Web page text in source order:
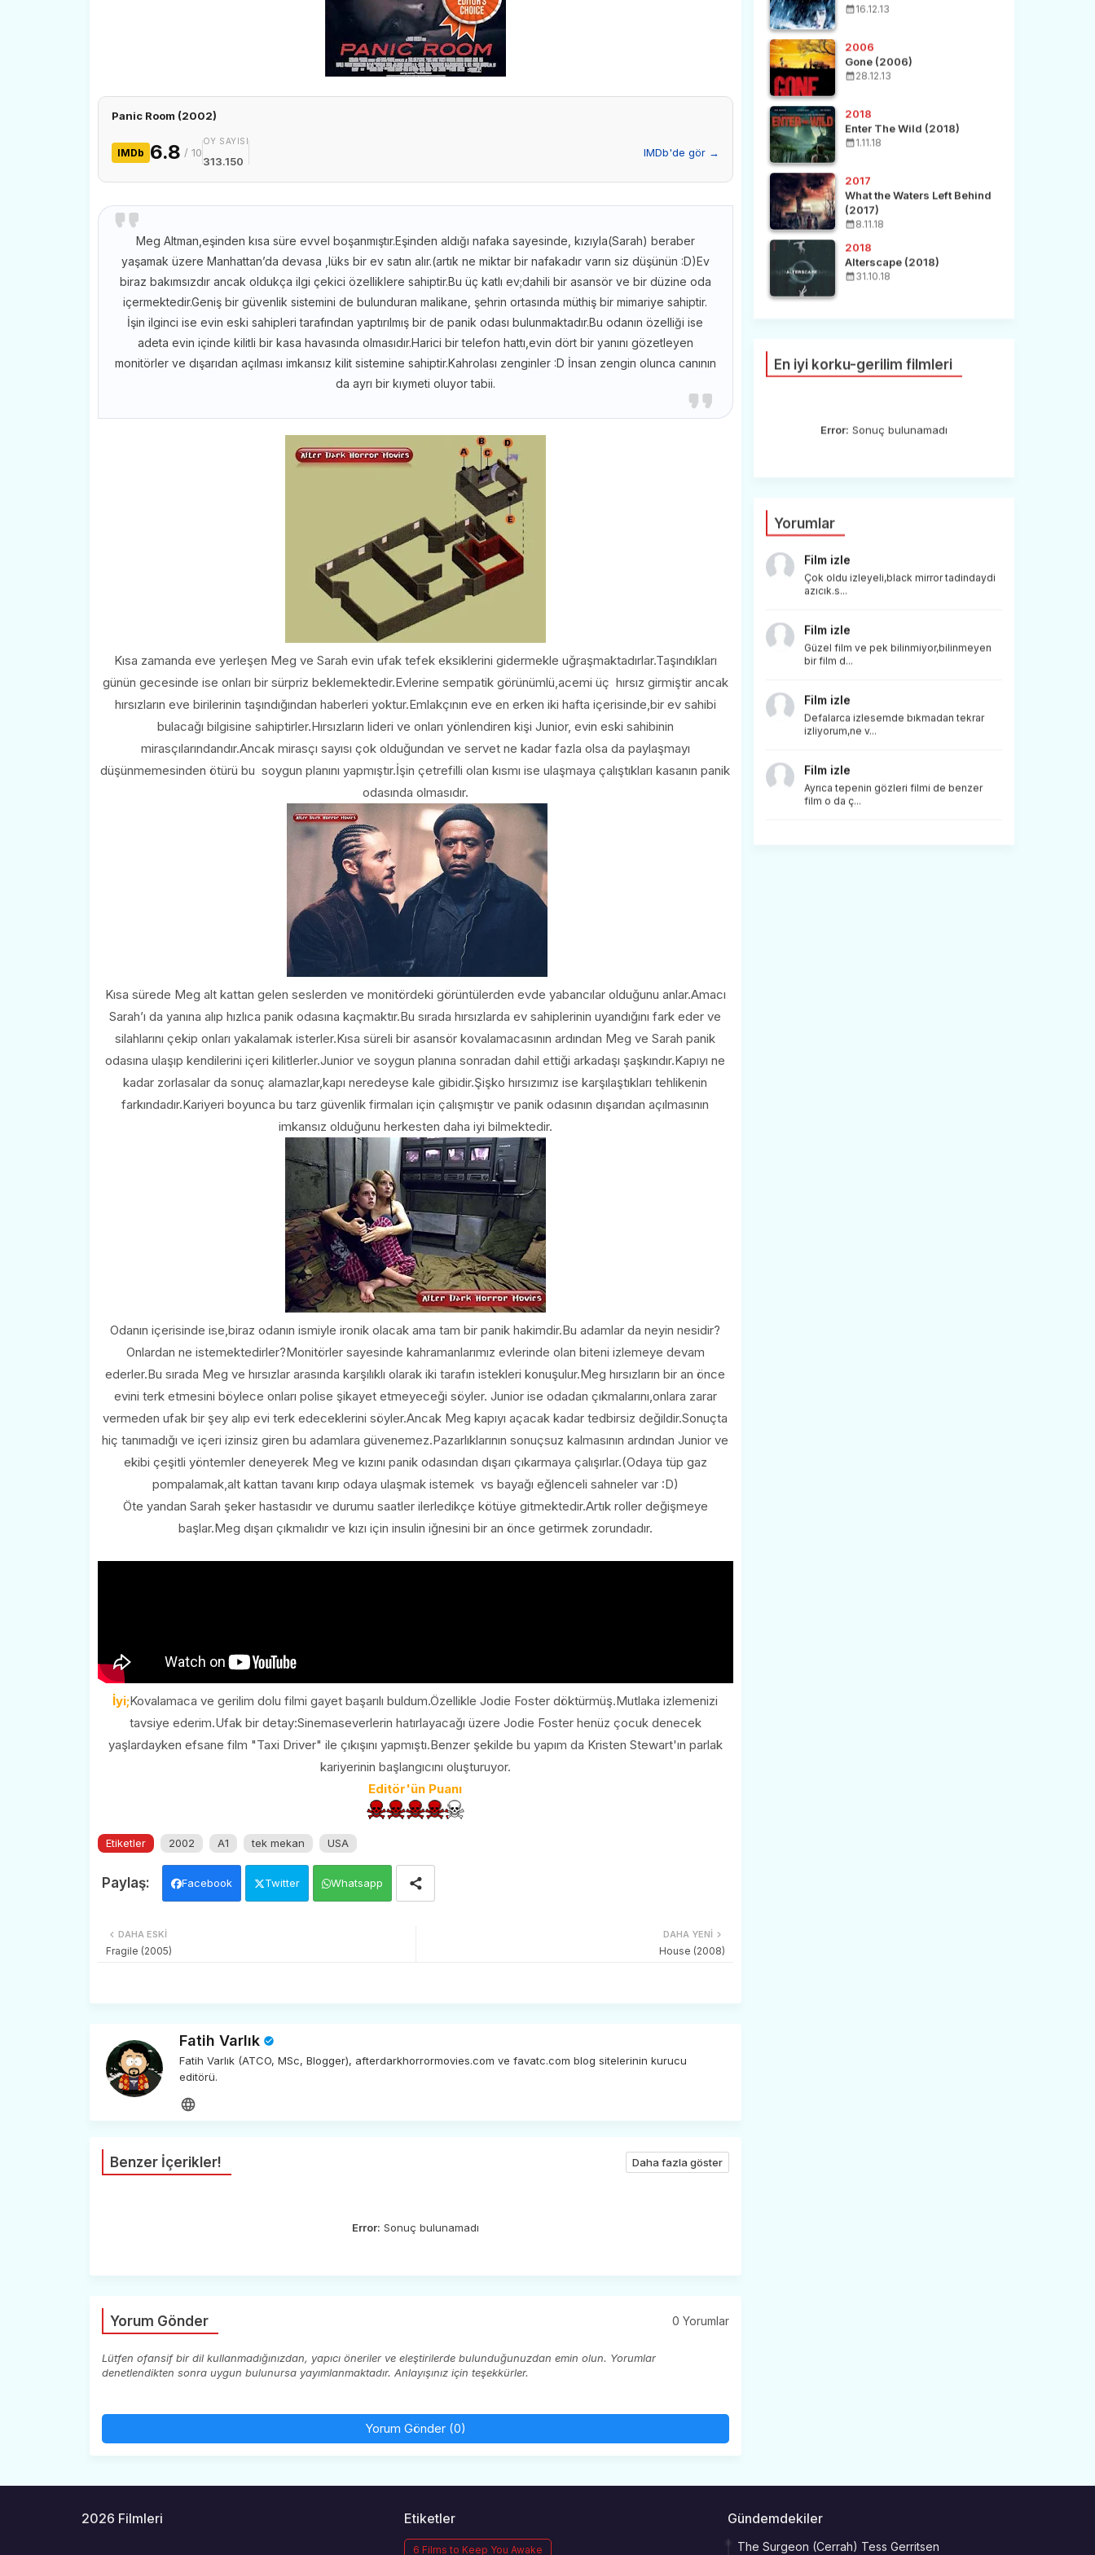
Panic Room (2002)
IMDb 6.8 / 10
OY SAYISI
313.150
IMDb'de gör →
Meg Altman,eşinden kısa süre evvel boşanmıştır.Eşinden aldığı nafaka sayesinde, kızıyla(Sarah) beraber
yaşamak üzere Manhattan’da devasa ,lüks bir ev satın alır.(artık ne miktar bir nafakadır varın siz düşünün :D)Ev
biraz bakımsızdır ancak oldukça ilgi çekici özelliklere sahiptir.Bu üç katlı ev;dahili bir asansör ve bir düzine oda
içermektedir.Geniş bir güvenlik sistemini de bulunduran malikane, şehrin ortasında müthiş bir mimariye sahiptir.
İşin ilginci ise evin eski sahipleri tarafından yaptırılmış bir de panik odası bulunmaktadır.Bu odanın özelliği ise
adeta evin içinde kilitli bir kasa havasında olmasıdır.Harici bir telefon hattı,evin dört bir yanını gözetleyen
monitörler ve dışarıdan açılması imkansız kilit sistemine sahiptir.Kahrolası zenginler :D İnsan zengin olunca canının
da ayrı bir kıymeti oluyor tabii.
Kısa zamanda eve yerleşen Meg ve Sarah evin ufak tefek eksiklerini gidermekle uğraşmaktadırlar.Taşındıkları
günün gecesinde ise onları bir sürpriz beklemektedir.Evlerine sempatik görünümlü,acemi üç hırsız girmiştir ancak
hırsızların eve birilerinin taşındığından haberleri yoktur.Emlakçının eve en erken iki hafta içerisinde,bir ev sahibi
bulacağı bilgisine sahiptirler.Hırsızların lideri ve onları yönlendiren kişi Junior, evin eski sahibinin
mirasçılarındandır.Ancak mirasçı sayısı çok olduğundan ve servet ne kadar fazla olsa da paylaşmayı
düşünmemesinden ötürü bu soygun planını yapmıştır.İşin çetrefilli olan kısmı ise ulaşmaya çalıştıkları kasanın panik
odasında olmasıdır.
Kısa sürede Meg alt kattan gelen seslerden ve monitördeki görüntülerden evde yabancılar olduğunu anlar.Amacı
Sarah’ı da yanına alıp hızlıca panik odasına kaçmaktır.Bu sırada hırsızlarda ev sahiplerinin uyandığını fark eder ve
silahlarını çekip onları yakalamak isterler.Kısa süreli bir asansör kovalamacasının ardından Meg ve Sarah panik
odasına ulaşıp kendilerini içeri kilitlerler.Junior ve soygun planına sonradan dahil ettiği arkadaşı şaşkındır.Kapıyı ne
kadar zorlasalar da sonuç alamazlar,kapı neredeyse kale gibidir.Şişko hırsızımız ise karşılaştıkları tehlikenin
farkındadır.Kariyeri boyunca bu tarz güvenlik firmaları için çalışmıştır ve panik odasının dışarıdan açılmasının
imkansız olduğunu herkesten daha iyi bilmektedir.
Odanın içerisinde ise,biraz odanın ismiyle ironik olacak ama tam bir panik hakimdir.Bu adamlar da neyin nesidir?
Onlardan ne istemektedirler?Monitörler sayesinde kahramanlarımız evlerinde olan biteni izlemeye devam
ederler.Bu sırada Meg ve hırsızlar arasında karşılıklı olarak iki tarafın istekleri konuşulur.Meg hırsızların bir an önce
evini terk etmesini böylece onları polise şikayet etmeyeceği söyler. Junior ise odadan çıkmalarını,onlara zarar
vermeden ufak bir şey alıp evi terk edeceklerini söyler.Ancak Meg kapıyı açacak kadar tedbirsiz değildir.Sonuçta
hiç tanımadığı ve içeri izinsiz giren bu adamlara güvenemez.Pazarlıklarının sonuçsuz kalmasının ardından Junior ve
ekibi çeşitli yöntemler deneyerek Meg ve kızını panik odasından dışarı çıkarmaya çalışırlar.(Odaya tüp gaz
pompalamak,alt kattan tavanı kırıp odaya ulaşmak istemek vs bayağı eğlenceli sahneler var :D)
Öte yandan Sarah şeker hastasıdır ve durumu saatler ilerledikçe kötüye gitmektedir.Artık roller değişmeye
başlar.Meg dışarı çıkmalıdır ve kızı için insulin iğnesini bir an önce getirmek zorundadır.
İyi;Kovalamaca ve gerilim dolu filmi gayet başarılı buldum.Özellikle Jodie Foster döktürmüş.Mutlaka izlemenizi
tavsiye ederim.Ufak bir detay:Sinemaseverlerin hatırlayacağı üzere Jodie Foster henüz çocuk denecek
yaşlardayken efsane film "Taxi Driver" ile çıkışını yapmıştı.Benzer şekilde bu yapım da Kristen Stewart'ın parlak
kariyerinin başlangıcını oluşturuyor.
Editör'ün Puanı
Etiketler 2002 A1 tek mekan USA
Facebook Twitter Whatsapp
DAHA YENI
House (2008)
DAHA ESKI
Fragile (2005)
Fatih Varlık
Fatih Varlık (ATCO, MSc, Blogger), afterdarkhorrormovies.com ve favatc.com blog sitelerinin kurucu
editörü.
Benzer İçerikler! Daha fazla göster
Error: Sonuç bulunamadı
Yorum Gönder 0 Yorumlar
Lütfen ofansif bir dil kullanmadığınızdan, yapıcı öneriler ve eleştirilerde bulunduğunuzdan emin olun. Yorumlar
denetlendikten sonra uygun bulunursa yayımlanmaktadır. Anlayışınız için teşekkürler.
Yorum Gönder (0)
16.12.13
2006
Gone (2006)
28.12.13
2018
Enter The Wild (2018)
1.11.18
2017
What the Waters Left Behind
(2017)
8.11.18
2018
Alterscape (2018)
31.10.18
En iyi korku-gerilim filmleri
Error: Sonuç bulunamadı
Yorumlar
Film izle
Çok oldu izleyeli,black mirror tadindaydi
azıcık.s...
Film izle
Güzel film ve pek bilinmiyor,bilinmeyen
bir film d...
Film izle
Defalarca izlesemde bıkmadan tekrar
izliyorum,ne v...
Film izle
Ayrıca tepenin gözleri filmi de benzer
film o da ç...
2026 Filmleri Etiketler
6 Films to Keep You Awake
Gündemdekiler
The Surgeon (Cerrah) Tess Gerritsen